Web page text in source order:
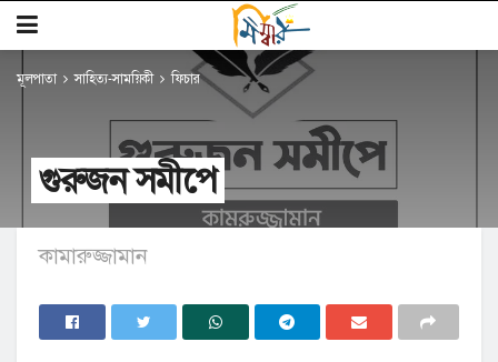
মূলপাতা সাহিত্য-সাময়িকী ফিচার
গুরুজন সমীপে
কামারুজ্জামান